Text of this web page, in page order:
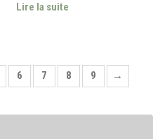
Lire la suite
6 7 8 9 →